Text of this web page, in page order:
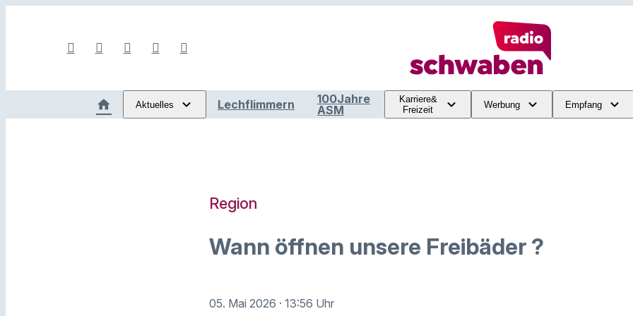
Aktuelles Lechflimmern
100Jahre
ASM
Karriere&
Freizeit
Werbung Empfang
Region
Wann öffnen unsere Freibäder ?
05. Mai 2026 · 13:56 Uhr